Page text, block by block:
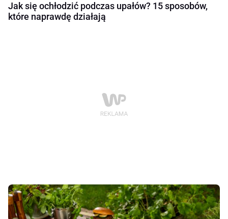
Jak się ochłodzić podczas upałów? 15 sposobów,
które naprawdę działają